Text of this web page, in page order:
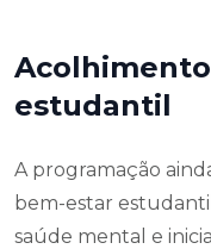
estudantil
A programação
bem-estar
saúde mental e